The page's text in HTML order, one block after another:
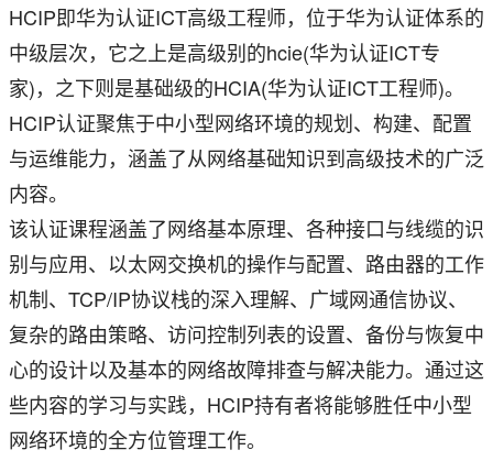
HCIP即华为认证ICT高级工程师，位于华为认证体系的
中级层次，它之上是高级别的hcie(华为认证ICT专
家)，之下则是基础级的HCIA(华为认证ICT工程师)。
HCIP认证聚焦于中小型网络环境的规划、构建、配置
与运维能力，涵盖了从网络基础知识到高级技术的广泛
内容。
该认证课程涵盖了网络基本原理、各种接口与线缆的识
别与应用、以太网交换机的操作与配置、路由器的工作
机制、TCP/IP协议栈的深入理解、广域网通信协议、
复杂的路由策略、访问控制列表的设置、备份与恢复中
心的设计以及基本的网络故障排查与解决能力。通过这
些内容的学习与实践，HCIP持有者将能够胜任中小型
网络环境的全方位管理工作。